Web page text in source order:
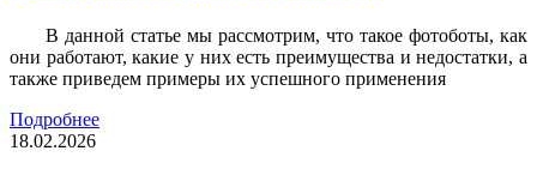
В данной статье мы рассмотрим, что такое фотоботы, как
они работают, какие у них есть преимущества и недостатки, а
также приведем примеры их успешного применения
Подробнее
18.02.2026